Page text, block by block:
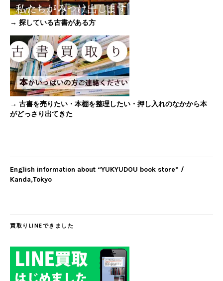
→ 探している古書がある方
→ 古書を売りたい・本棚を整理したい・押し入れのなかから本
がどっさり出てきた
English information about “YUKYUDOU book store” /
Kanda,Tokyo
買取りLINEできました